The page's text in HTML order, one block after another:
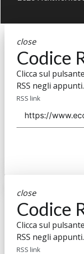
close
Codice
Clicca sul
RSS negli appunti.
RSS link
close
Codice
Clicca sul
RSS negli appunti.
RSS link